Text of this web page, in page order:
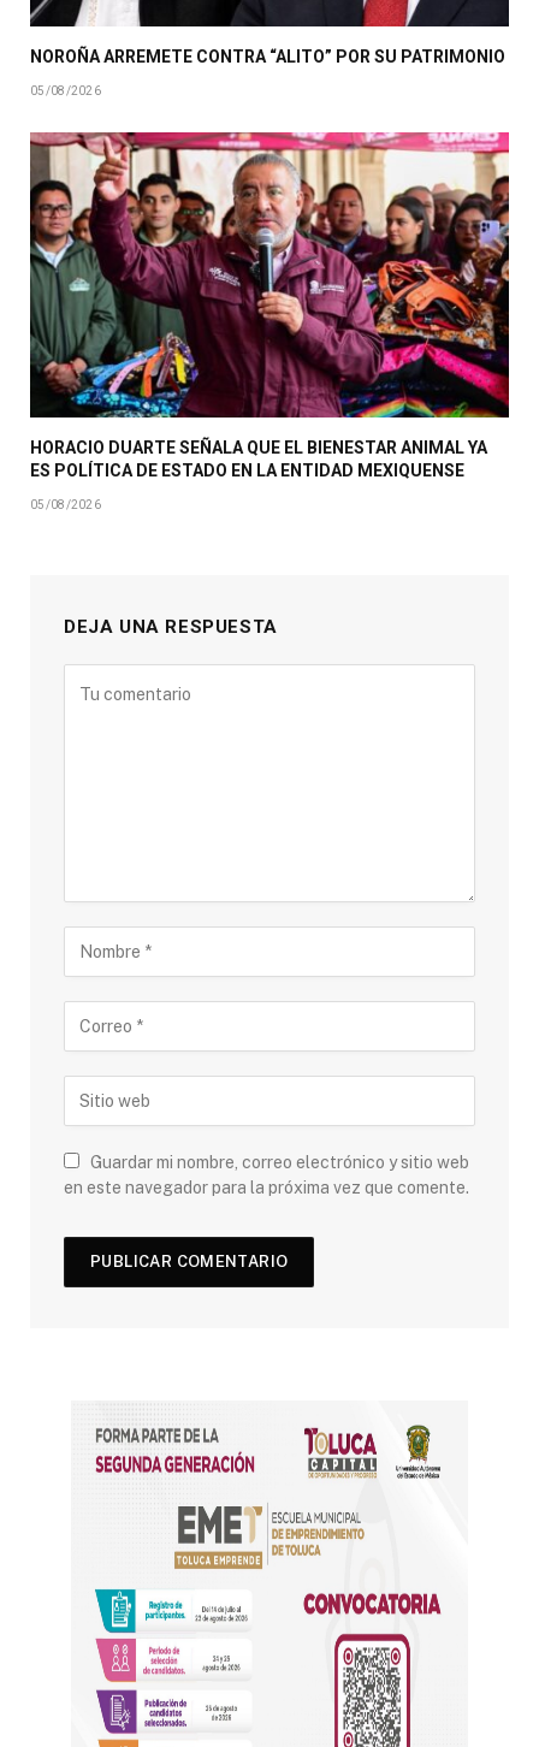
NOROÑA ARREMETE CONTRA “ALITO” POR SU PATRIMONIO
05/08/2026
HORACIO DUARTE SEÑALA QUE EL BIENESTAR ANIMAL YA
ES POLÍTICA DE ESTADO EN LA ENTIDAD MEXIQUENSE
05/08/2026
DEJA UNA RESPUESTA
Guardar mi nombre, correo electrónico y sitio web
en este navegador para la próxima vez que comente.